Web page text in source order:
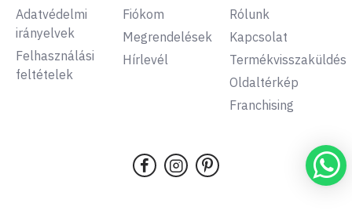
Adatvédelmi
irányelvek
Felhasználási
feltételek
Fiókom
Megrendelések
Hírlevél
Rólunk
Kapcsolat
Termékvisszaküldés
Oldaltérkép
Franchising